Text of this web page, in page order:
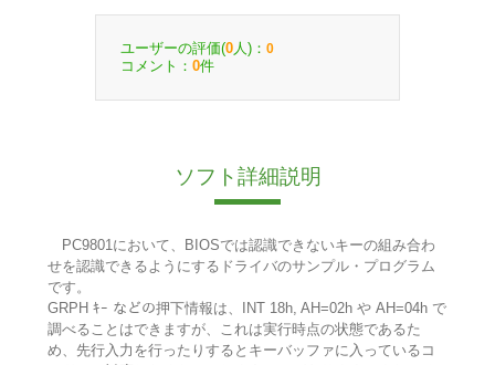
ユーザーの評価(0 人)： 0
コメント： 0件
ソフト詳細説明
PC9801において、BIOSでは認識できないキーの組み合わ
せを認識できるようにするドライバのサンプル・プログラム
です。
GRPH ｷｰ などの押下情報は、INT 18h, AH=02h や AH=04h で
調べることはできますが、これは実行時点の状態であるた
め、先行入力を行ったりするとキーバッファに入っているコ